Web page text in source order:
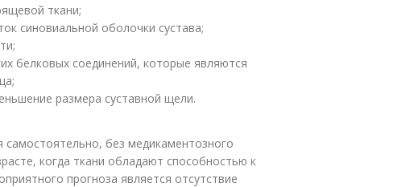
ткани;
синовиальной оболочки сустава;
белковых соединений, которые являются
размера суставной щели.
самостоятельно, без медикаментозного
когда ткани обладают способностью к
прогноза является отсутствие